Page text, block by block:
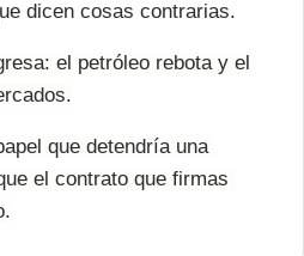
dicen cosas contrarias.
el petróleo rebota y el
que detendría una
el contrato que firmas